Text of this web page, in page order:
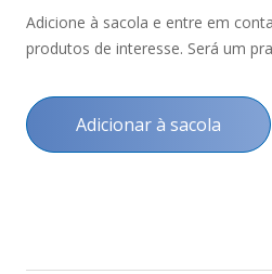
Adicione à sacola e entre em
produtos de interesse. Será um
Adicionar à sacola